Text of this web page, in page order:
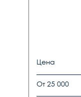
Цена
От 25 000